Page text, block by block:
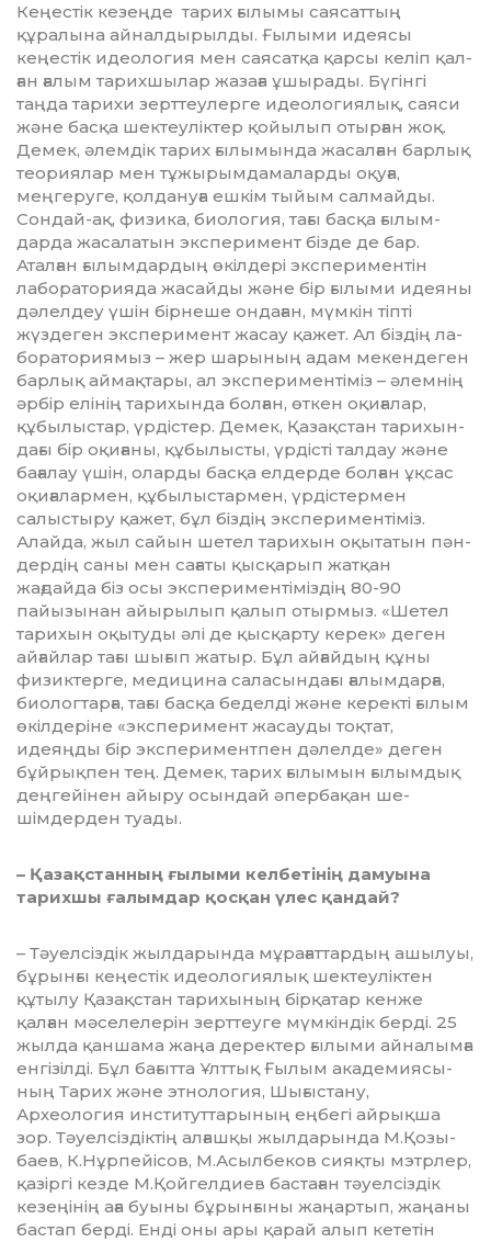
Кеңестік кезеңде тарих ғылы­мы сая­саттың
құралына айналдырылды. Ғылыми идеясы
кеңестік идеология мен саясатқа қарсы келіп қал­
ған ғалым тарихшылар жазаға ұшырады. Бүгінгі
таңда тарихи зерт­теулерге идеологиялық, саяси
жә­не басқа шектеуліктер қойы­лып отырған жоқ.
Демек, әлемдік тарих ғылымында жасал­ған барлық
теориялар мен тұжы­рым­дамаларды оқуға,
меңгеруге, қолдануға ешкім тыйым салмайды.
Сондай-ақ, физика, биология, тағы басқа ғылым­
дарда жасалатын эксперимент біз­де де бар.
Аталған ғылымдардың өкілдері экспери­ментін
лабораторияда жасайды және бір ғылыми идеяны
дәлелдеу үшін бірнеше он­даған, мүмкін тіпті
жүздеген экс­пе­римент жасау қажет. Ал біздің ла­
бораториямыз – жер шарының адам мекендеген
барлық аймақ­тары, ал экспери­ментіміз – әлемнің
әрбір елінің тарихында болған, өт­кен оқиғалар,
құбылыстар, үр­діс­тер. Демек, Қазақ­стан тари­хын­
дағы бір оқи­ғаны, құбылысты, үр­дісті талдау және
бағалау үшін, олар­ды басқа елдерде болған ұқсас
оқи­ғалармен, құбылыстармен, үр­дістермен
салыстыру қажет, бұл біз­дің экс­периментіміз.
Алайда, жыл сайын шетел тарихын оқы­та­тын пән­
дердің саны мен сағаты қыс­қарып жатқан
жағдайда біз осы экс­периментіміздің 80-90
пайызынан айырылып қалып отырмыз. «Шетел
тарихын оқытуды әлі де қыс­қарту керек» деген
айғайлар та­ғы шығып жатыр. Бұл айғайдың құ­ны
физиктерге, медицина са­ла­сын­дағы ғалымдарға,
биолог­тар­ға, тағы басқа беделді және керек­ті ғылым
өкілдеріне «эксперимент жасауды тоқтат,
идеяңды бір экспериментпен дәлелде» деген
бұйрықпен тең. Демек, тарих ғы­лы­мын ғылымдық
деңгейінен айыру осындай әпербақан ше­
шімдер­ден туады.
– Қазақстанның ғылыми кел­бе­ті­нің дамуына
тарихшы ғалымдар қос­­қан үлес қандай?
– Тәуелсіздік жылдарында мұ­ра­ғаттардың ашылуы,
бұрынғы кеңес­тік идеологиялық шектеу­лік­тен
құтылу Қазақстан тарихы­ның бірқатар кенже
қалған мәсе­ле­лерін зерттеуге мүмкіндік берді. 25
жылда қаншама жаңа деректер ғы­лыми айналымға
енгізілді. Бұл ба­ғытта Ұлттық Ғылым акаде­мия­сы­
ның Тарих және этнология, Шы­­ғыс­тану,
Археология институт­та­­ры­ның еңбегі айрықша
зор. Тәуел­­­сіз­діктің алғашқы жыл­да­рын­­да М.Қозы­
баев, К.Нұрпейісов, М.Асыл­беков сияқты мэтрлер,
қа­зіргі кезде М.Қойгелдиев бастаған тәуелсіздік
кезеңінің аға буыны бұ­рынғыны жаңартып, жаңаны
бас­­тап берді. Енді оны ары қарай алып кететін